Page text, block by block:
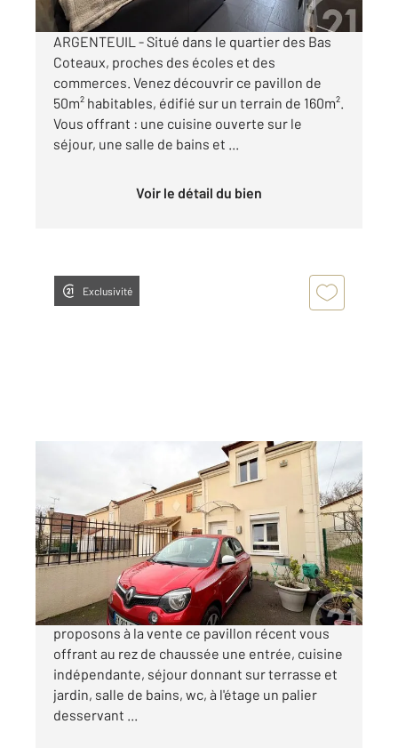
ARGENTEUIL - Situé dans le quartier des Bas
Coteaux, proches des écoles et des
commerces. Venez découvrir ce pavillon de
50m² habitables, édifié sur un terrain de 160m².
Vous offrant : une cuisine ouverte sur le
séjour, une salle de bains et ...
Voir le détail du bien
Exclusivité
, 4 pièces
Ref : 27794
Maison à vendre
299 000 €
Argenteuil sur le secteur coteaux, nous vous
proposons à la vente ce pavillon récent vous
offrant au rez de chaussée une entrée, cuisine
indépendante, séjour donnant sur terrasse et
jardin, salle de bains, wc, à l'étage un palier
desservant ...